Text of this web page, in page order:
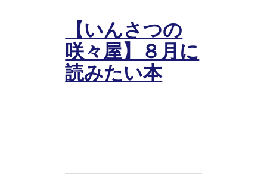
【いんさつの
咲々屋】８月に
読みたい本